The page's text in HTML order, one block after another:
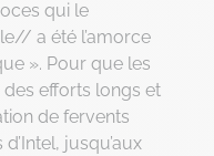
qui le
a été l’amorce
». Pour que les
efforts longs et
de fervents
jusqu’aux